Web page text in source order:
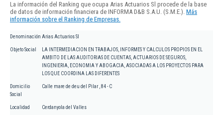
La información del Ranking que ocupa Arias Actuarios Sl procede de la base
de datos de información financiera de INFORMA D&B S.A.U. (S.M.E.). Más
información sobre el Ranking de Empresas.
Denominación Arias Actuarios Sl
Objeto Social
LA INTERMEDIACION EN TRABAJOS, INFORMES Y CALCULOS PROPIOS EN EL
AMBITO DE LAS AUDITORIAS DE CUENTAS, ACTUARIOS DE SEGUROS,
INGENIERIA, ECONOMIA Y ABOGACIA, ASOCIADAS A LOS PROYECTOS PARA
LOS QUE COORDINA LAS DIFERENTES
Domicilio
Social
Calle mare de deu del Pilar , 84 - C
Localidad Cerdanyola del Valles